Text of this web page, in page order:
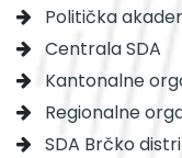
Politička
Centrala SDA
Kantonalne
Regionalne
SDA Brčko